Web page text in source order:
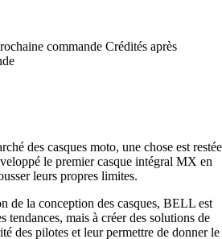
commande Crédités après
des casques moto, une chose est restée
le premier casque intégral MX en
leurs propres limites.
de la conception des casques, BELL est
tendances, mais à créer des solutions de
des pilotes et leur permettre de donner le